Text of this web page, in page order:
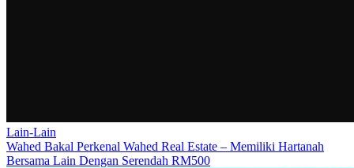
Lain-Lain
Wahed Bakal Perkenal Wahed Real Estate – Memiliki Hartanah
Bersama Lain Dengan Serendah RM500